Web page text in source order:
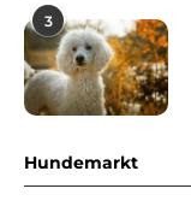
3
Hundemarkt